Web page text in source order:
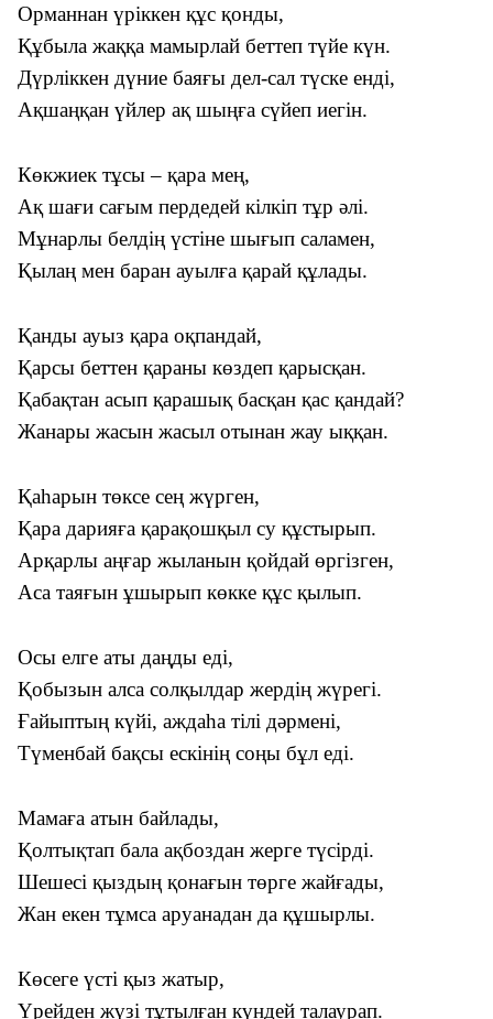
Орманнан үріккен құс қонды,
Құбыла жаққа мамырлай беттеп түйе күн.
Дүрліккен дүние баяғы дел-сал түске енді,
Ақшаңқан үйлер ақ шыңға сүйеп иегін.
Көкжиек тұсы – қара мең,
Ақ шағи сағым пердедей кілкіп тұр әлі.
Мұнарлы белдің үстіне шығып саламен,
Қылаң мен баран ауылға қарай құлады.
Қанды ауыз қара оқпандай,
Қарсы беттен қараны көздеп қарысқан.
Қабақтан асып қарашық басқан қас қандай?
Жанары жасын жасыл отынан жау ыққан.
Қаһарын төксе сең жүрген,
Қара дарияға қарақошқыл су құстырып.
Арқарлы аңғар жыланын қойдай өргізген,
Аса таяғын ұшырып көкке құс қылып.
Осы елге аты даңды еді,
Қобызын алса солқылдар жердің жүрегі.
Ғайыптың күйі, аждаһа тілі дәрмені,
Түменбай бақсы ескінің соңы бұл еді.
Мамаға атын байлады,
Қолтықтап бала ақбоздан жерге түсірді.
Шешесі қыздың қонағын төрге жайғады,
Жан екен тұмса аруанадан да құшырлы.
Көсеге үсті қыз жатыр,
Үрейден жүзі тұтылған күндей талаурап.